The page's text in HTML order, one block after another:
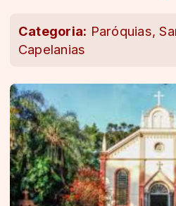
Categoria: Paróquias,
Capelanias